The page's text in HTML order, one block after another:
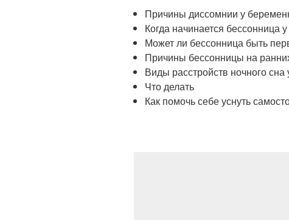
Причины диссомнии у
Когда начинается бессонница
Может ли бессонница быть
Причины бессонницы на
Виды расстройств ночного
Что делать
Как помочь себе уснуть